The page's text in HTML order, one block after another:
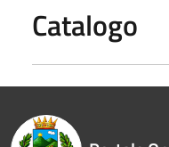
Catalogo